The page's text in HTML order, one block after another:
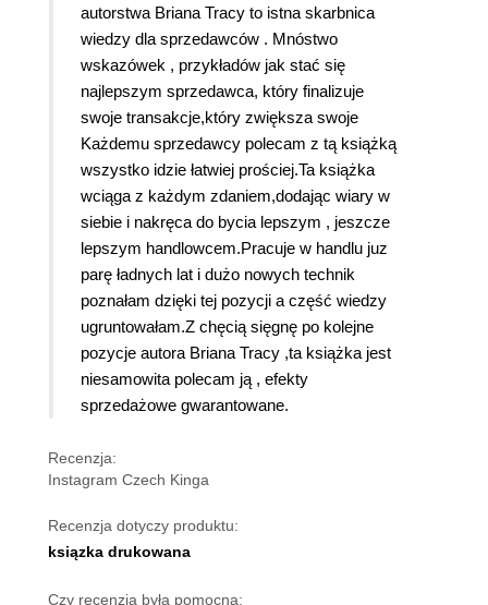
autorstwa Briana Tracy to istna skarbnica
wiedzy dla sprzedawców . Mnóstwo
wskazówek , przykładów jak stać się
najlepszym sprzedawca, który finalizuje
swoje transakcje,który zwiększa swoje
Każdemu sprzedawcy polecam z tą książką
wszystko idzie łatwiej prościej.Ta książka
wciąga z każdym zdaniem,dodając wiary w
siebie i nakręca do bycia lepszym , jeszcze
lepszym handlowcem.Pracuje w handlu juz
parę ładnych lat i dużo nowych technik
poznałam dzięki tej pozycji a część wiedzy
ugruntowałam.Z chęcią sięgnę po kolejne
pozycje autora Briana Tracy ,ta książka jest
niesamowita polecam ją , efekty
sprzedażowe gwarantowane.
Recenzja:
Instagram Czech Kinga
Recenzja dotyczy produktu:
ksiązka drukowana
Czy recenzja była pomocna: